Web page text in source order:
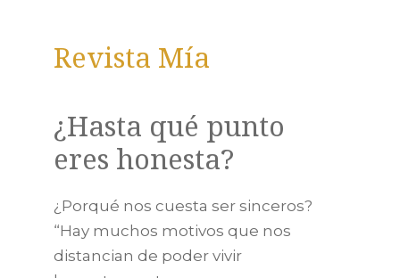
Revista Mía
¿Hasta qué punto
eres honesta?
¿Porqué nos cuesta ser sinceros?
“Hay muchos motivos que nos
distancian de poder vivir